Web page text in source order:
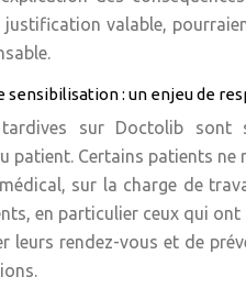
justification valable,
sensibilisation : un enjeu de
sur Doctolib sont
patient. Certains patients
sur la charge de
en particulier ceux qui
leurs rendez-vous et de